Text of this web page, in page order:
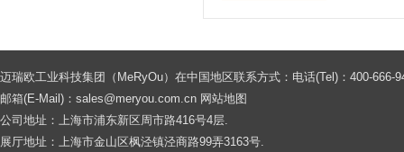
迈瑞欧工业科技集团（MeRyOu）在中国地区联系方式：电话(Tel)：400-666-
邮箱(E-Mail)： sales@meryou.com.cn 网站地图
公司地址：上海市浦东新区周市路416号4层.
展厅地址：上海市金山区枫泾镇泾商路99弄3163号.